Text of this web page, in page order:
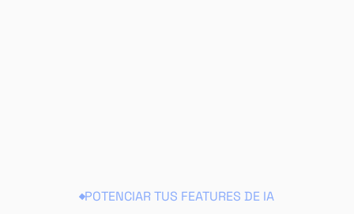
POTENCIAR TUS FEATURES DE IA